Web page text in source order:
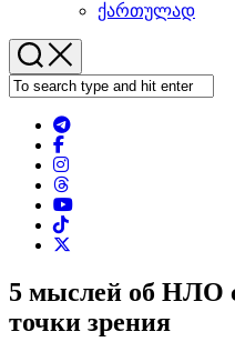
ქართულად
5 мыслей об НЛО
точки зрения